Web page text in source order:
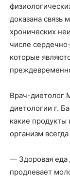
доказана связь
хронических
числе
которые
Врач-диетолог
диетологии г.
какие продукты
организм
— Здоровая еда
продлевает